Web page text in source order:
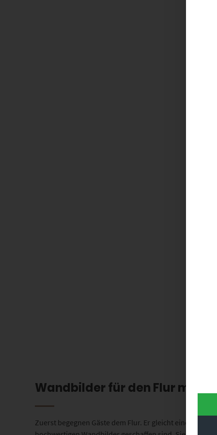
Wandbilder für den Flur mit
Zuerst begegnen Gäste dem Flur. Er gleicht einer